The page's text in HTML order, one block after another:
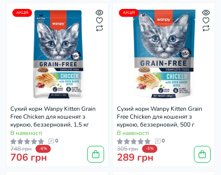
АКЦІЯ
Cухий корм Wanpy Kitten Grain
Free Chicken для кошенят з
куркою, беззерновий, 1,5 кг
В наявності
0
748 грн -6%
706 грн
АКЦІЯ
Cухий корм Wanpy Kitten Grain
Free Chicken для кошенят з
куркою, беззерновий, 500 г
В наявності
0
305 грн -5%
289 грн